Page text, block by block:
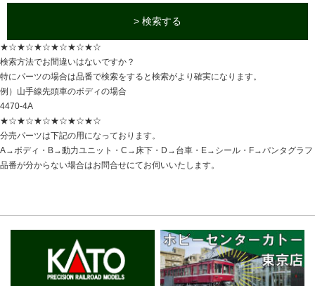
> 検索する
★☆★☆★☆★☆★☆★☆
検索方法でお間違いはないですか？
特にパーツの場合は品番で検索をすると検索がより確実になります。
例）山手線先頭車のボディの場合
4470-4A
★☆★☆★☆★☆★☆★☆
分売パーツは下記の用になっております。
A→ボディ・B→動力ユニット・C→床下・D→台車・E→シール・F→パンタグラフ
品番が分からない場合はお問合せにてお伺いいたします。